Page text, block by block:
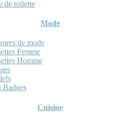
de toilette
Mode
de mode
Femme
Homme
Badges
Cuisine